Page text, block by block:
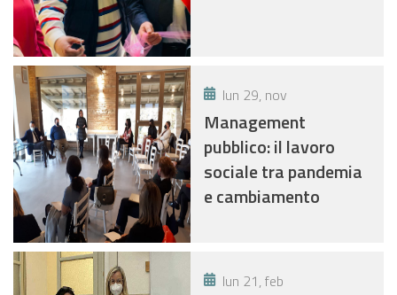
lun 29, nov
Management
pubblico: il lavoro
sociale tra pandemia
e cambiamento
lun 21, feb